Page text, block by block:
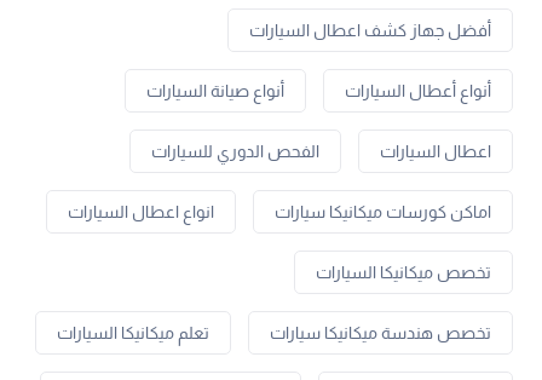
أفضل جهاز كشف اعطال السيارات
أنواع أعطال السيارات أنواع صيانة السيارات
اعطال السيارات الفحص الدوري للسيارات
اماكن كورسات ميكانيكا سيارات انواع اعطال السيارات
تخصص ميكانيكا السيارات
تخصص هندسة ميكانيكا سيارات تعلم ميكانيكا السيارات